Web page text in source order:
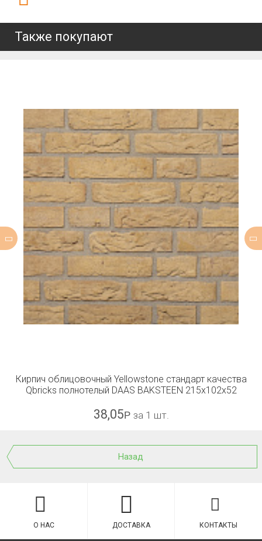
Также покупают
Кирпич облицовочный Yellowstone стандарт качества
Qbricks полнотелый DAAS BAKSTEEN 215x102x52
38,05Р за 1 шт.
Назад
О НАС ДОСТАВКА КОНТАКТЫ